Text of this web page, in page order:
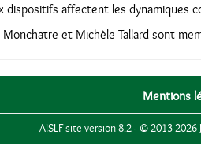
dispositifs affectent les dynamiques
et Michèle Tallard sont
Mentions
AISLF site version 8.2 - © 2013-2026